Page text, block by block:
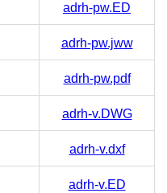
adrh-pw.ED
adrh-pw.jww
adrh-pw.pdf
adrh-v.DWG
adrh-v.dxf
adrh-v.ED